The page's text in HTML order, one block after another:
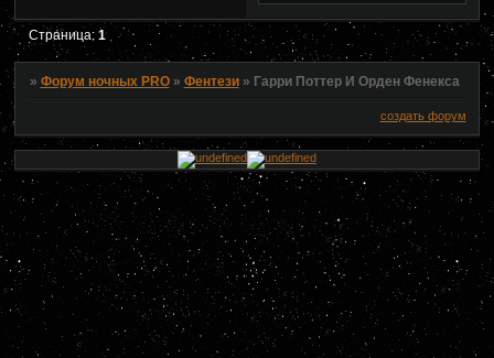
Страница: 1
» Форум ночных PRO » Фентези » Гарри Поттер И Орден Фенекса
создать форум